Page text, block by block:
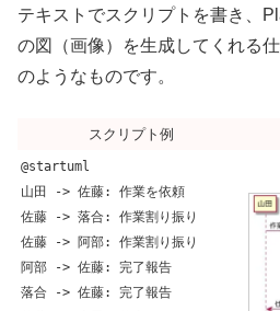
テキストでスクリプトを書き、
の図（画像）を生成してくれる
のようなものです。
スクリプト例
@startuml
山田 -> 佐藤: 作業を依頼
佐藤 -> 落合: 作業割り振り
佐藤 -> 阿部: 作業割り振り
阿部 -> 佐藤: 完了報告
落合 -> 佐藤: 完了報告